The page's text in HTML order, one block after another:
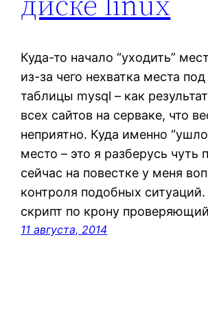
Куда-то начало “уходить”
из-за чего нехватка места
таблицы mysql – как
всех сайтов на серваке, что
неприятно. Куда именно
место – это я разберусь чуть
сейчас на повестке у меня
контроля подобных
скрипт по крону
11 августа, 2014